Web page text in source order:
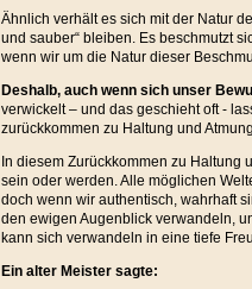
Ähnlich verhält es sich mit der Natur
und sauber“ bleiben. Es beschmutzt
wenn wir um die Natur dieser
Deshalb, auch wenn sich unser
verwickelt – und das geschieht oft -
zurückkommen zu Haltung und
In diesem Zurückkommen zu Haltung
sein oder werden. Alle möglichen
doch wenn wir authentisch, wahrhaft
den ewigen Augenblick verwandeln,
kann sich verwandeln in eine tiefe
Ein alter Meister sagte: